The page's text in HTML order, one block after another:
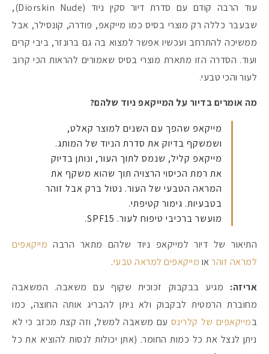
עוד הרבה קודם עם סדרת דיור סקין ניוד (Diorskin Nude),
שבעבר כללה רק מוצרי בסיס כמו מייקאפ, פודרה, קונסילר, אבל
ממשיכה להתרחב ועכשיו אפשר למצוא בה גם ברונזר, ביבי קרים
ועוד. הסדרה הזו מתארת מוצרי בסיס שאמורים להראות הכי קרוב
לעור והכי טבעי.
מה אומרים בדיור על המייקאפ ניוד שלהם?
מייקאפ שהפך עם השנים למוצר קאלט,
ושמשקף בדיוק את סדרת הניוד של המותג.
מייקאפ קליל, שנמס לתוך העור, ונותן בדיוק
את רמת הכיסוי הרצויה תוך שהוא משקף את
המראה הטבעי של העור. נטול ברק אבל זוהר
בטבעיות. גימור קטיפתי.
מועשר ברכיבי טיפוח לעור. SPF15.
התיאור של דיור למייקאפ ניוד שלהם מתאר הרבה מייקאפים
למראה זוהר או מייקאפים למראה טבעי.
אריזה: מגיע בבקבוק זכוכית שקוף עם משאבה. המשאבה
מחוברת הרמטית לבקבוק ולא ניתן להבריג אותה החוצה, כמו
במייקאפים של קלרינס עם משאבה למשל, וזה קצת מכזב כי לא
ניתן לנצל את כל כמות החומר. (אתן יכולות לנסות להוציא את כל